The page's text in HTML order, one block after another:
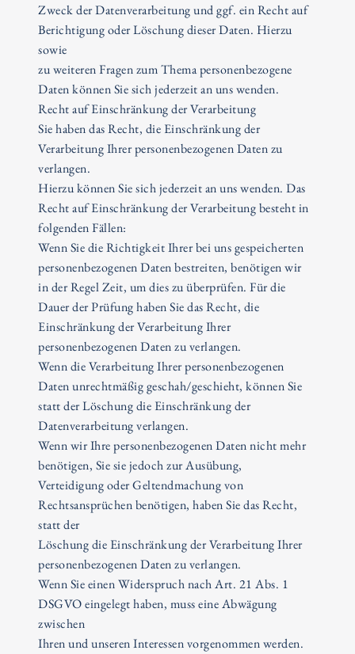
Zweck der Datenverarbeitung und ggf. ein Recht auf
Berichtigung oder Löschung dieser Daten. Hierzu
sowie
zu weiteren Fragen zum Thema personenbezogene
Daten können Sie sich jederzeit an uns wenden.
Recht auf Einschränkung der Verarbeitung
Sie haben das Recht, die Einschränkung der
Verarbeitung Ihrer personenbezogenen Daten zu
verlangen.
Hierzu können Sie sich jederzeit an uns wenden. Das
Recht auf Einschränkung der Verarbeitung besteht in
folgenden Fällen:
Wenn Sie die Richtigkeit Ihrer bei uns gespeicherten
personenbezogenen Daten bestreiten, benötigen wir
in der Regel Zeit, um dies zu überprüfen. Für die
Dauer der Prüfung haben Sie das Recht, die
Einschränkung der Verarbeitung Ihrer
personenbezogenen Daten zu verlangen.
Wenn die Verarbeitung Ihrer personenbezogenen
Daten unrechtmäßig geschah/geschieht, können Sie
statt der Löschung die Einschränkung der
Datenverarbeitung verlangen.
Wenn wir Ihre personenbezogenen Daten nicht mehr
benötigen, Sie sie jedoch zur Ausübung,
Verteidigung oder Geltendmachung von
Rechtsansprüchen benötigen, haben Sie das Recht,
statt der
Löschung die Einschränkung der Verarbeitung Ihrer
personenbezogenen Daten zu verlangen.
Wenn Sie einen Widerspruch nach Art. 21 Abs. 1
DSGVO eingelegt haben, muss eine Abwägung
zwischen
Ihren und unseren Interessen vorgenommen werden.